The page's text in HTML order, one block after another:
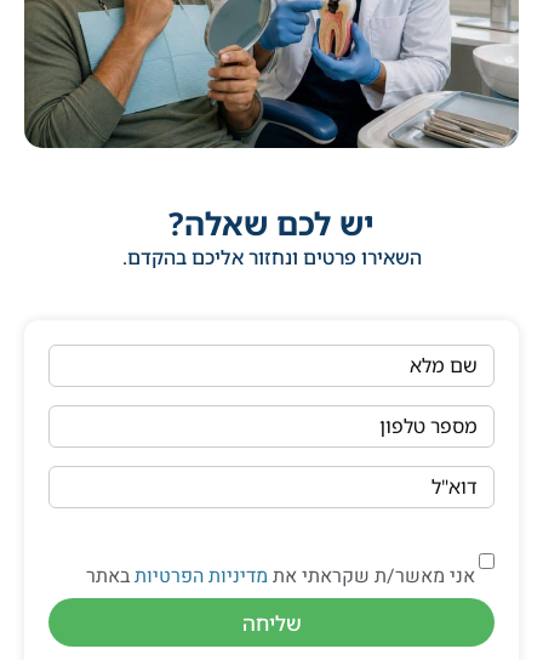
יש לכם שאלה?
השאירו פרטים ונחזור אליכם בהקדם.
שם מלא
מספר טלפון
דוא"ל
אני מאשר/ת שקראתי את מדיניות הפרטיותבאתר
שליחה